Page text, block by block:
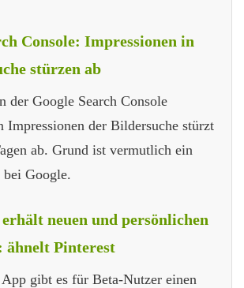
Console: Impressionen in
stürzen ab
der Google Search Console
Impressionen der Bildersuche stürzt
ab. Grund ist vermutlich ein
Google.
neuen und persönlichen
ähnelt Pinterest
gibt es für Beta-Nutzer einen